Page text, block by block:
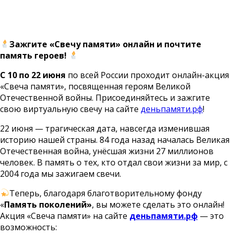
Зажгите «Свечу памяти» онлайн и почтите
память героев!
С 10 по 22 июня по всей России проходит онлайн-акция
«Свеча памяти», посвященная героям Великой
Отечественной войны. Присоединяйтесь и зажгите
свою виртуальную свечу на сайте деньпамяти.рф!
22 июня — трагическая дата, навсегда изменившая
историю нашей страны. 84 года назад началась Великая
Отечественная война, унёсшая жизни 27 миллионов
человек. В память о тех, кто отдал свои жизни за мир, с
2004 года мы зажигаем свечи.
Теперь, благодаря благотворительному фонду
«Память поколений», вы можете сделать это онлайн!
Акция «Свеча памяти» на сайте деньпамяти.рф — это
возможность: